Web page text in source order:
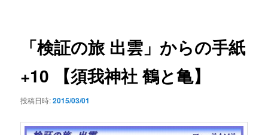
ョ
「検証の旅 出雲」からの手紙
+10 【須我神社 鶴と亀】
投稿日時:2015/03/01